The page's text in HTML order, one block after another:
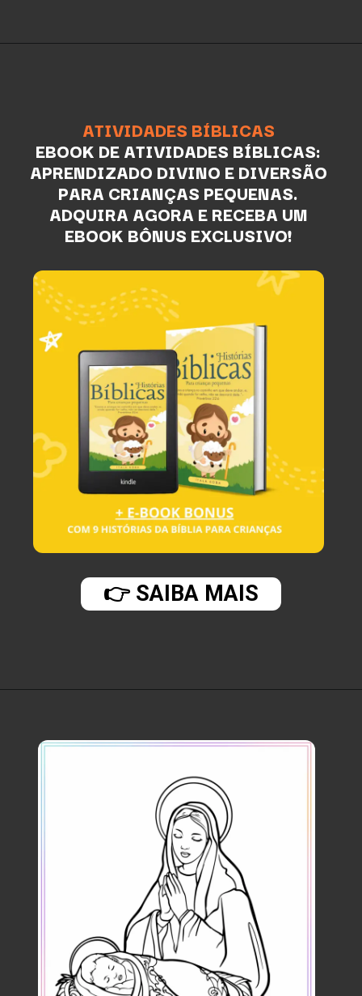
ATIVIDADES BÍBLICAS
EBOOK DE ATIVIDADES BÍBLICAS:
APRENDIZADO DIVINO E DIVERSÃO
PARA CRIANÇAS PEQUENAS.
ADQUIRA AGORA E RECEBA UM
EBOOK BÔNUS EXCLUSIVO!
👉 SAIBA MAIS